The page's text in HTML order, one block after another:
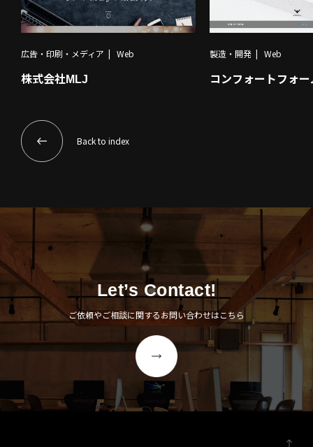
広告・印刷・メディア Web
株式会社MLJ
製造・開発 Web
コンフォートフォ
Back to index
Let’s Contact!
ご依頼やご相談に関するお問い合わせはこちら